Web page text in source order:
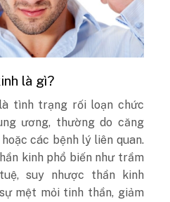
là gì?
tình trạng rối loạn chức
ương, thường do căng
các bệnh lý liên quan.
kinh phổ biến như trầm
suy nhược thần kinh
mệt mỏi tinh thần, giảm